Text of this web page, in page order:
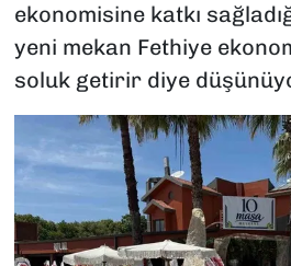
ekonomisine katkı
yeni mekan Fethiye
soluk getirir diye